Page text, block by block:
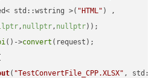
std::wstring >(
"HTML" ) ,
, nullptr, nullptr))
()->convert
( "TestConvertFile_CPP.XLSX" ,